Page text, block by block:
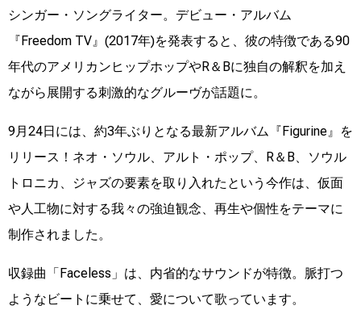
シンガー・ソングライター。デビュー・アルバム
『Freedom TV』(2017年)を発表すると、彼の特徴である90
年代のアメリカンヒップホップやR＆Bに独自の解釈を加え
ながら展開する刺激的なグルーヴが話題に。
9月24日には、約3年ぶりとなる最新アルバム『Figurine』を
リリース！ネオ・ソウル、アルト・ポップ、R＆B、ソウル
トロニカ、ジャズの要素を取り入れたという今作は、仮面
や人工物に対する我々の強迫観念、再生や個性をテーマに
制作されました。
収録曲「Faceless」は、内省的なサウンドが特徴。脈打つ
ようなビートに乗せて、愛について歌っています。